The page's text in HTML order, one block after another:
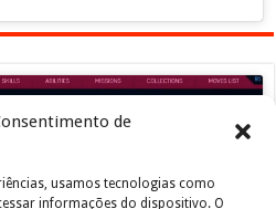
de
usamos tecnologias como
informações do dispositivo. O
os cookies marketing e